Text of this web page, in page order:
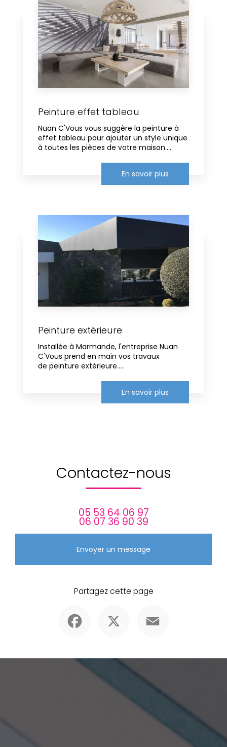
Peinture effet tableau
Nuan C'Vous vous suggère la peinture à
effet tableau pour ajouter un style unique
à toutes les pièces de votre maison....
En savoir plus
Peinture extérieure
Installée à Marmande, l'entreprise Nuan
C'Vous prend en main vos travaux
de peinture extérieure....
En savoir plus
Contactez-nous
05 53 64 06 97
06 07 36 90 39
Envoyer un message
Partagez cette page